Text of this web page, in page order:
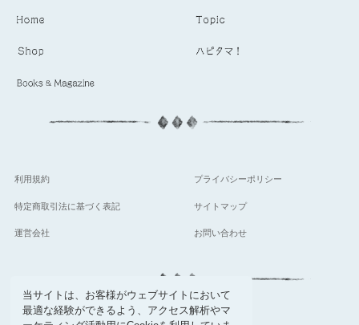
当サイトは、お客様がウェブサイトにおいて
最適な経験ができるよう、アクセス解析やマ
利用規約 プライバシーポリシー
特定商取引法に基づく表記 サイトマップ
運営会社 お問い合わせ
follow